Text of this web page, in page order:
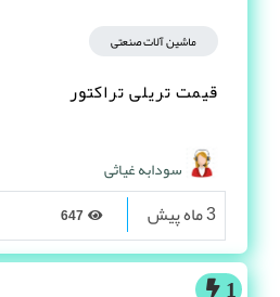
ماشین آلات صنعتی
قیمت تریلی تراکتور
سودابه غیاثی
3 ماه پیش
1